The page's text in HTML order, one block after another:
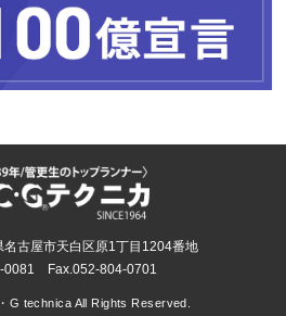
古屋市天白区原1丁目1204番地
0081 Fax.052-804-0701
G technica All Rights Reserved.